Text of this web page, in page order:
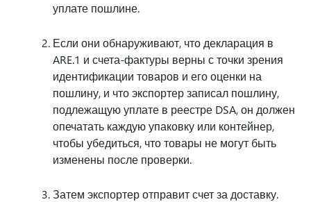
уплате пошлине.
Если они обнаруживают, что декларация в
ARE.1 и счета-фактуры верны с точки зрения
идентификации товаров и его оценки на
пошлину, и что экспортер записал пошлину,
подлежащую уплате в реестре DSA, он должен
опечатать каждую упаковку или контейнер,
чтобы убедиться, что товары не могут быть
изменены после проверки.
Затем экспортер отправит счет за доставку.